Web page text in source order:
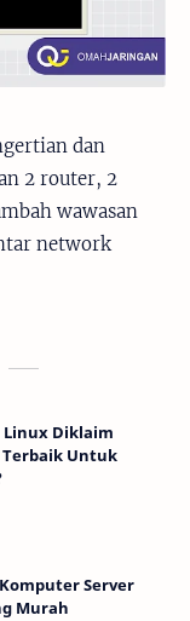
dan
2 router, 2
wawasan
network
Linux Diklaim
Terbaik Untuk
Server
Murah